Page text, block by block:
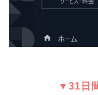
▼31日